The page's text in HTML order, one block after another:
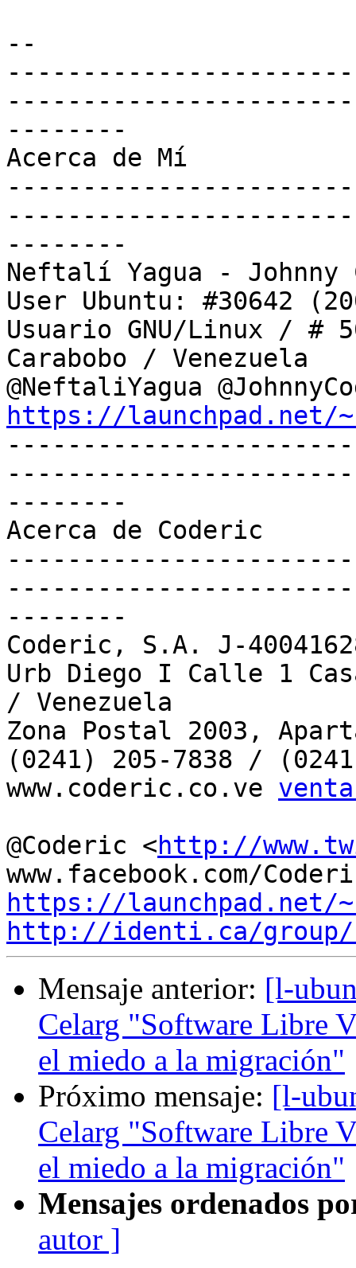
--
--------
Acerca de Mí
--------
Neftalí Yagua - Johnny
User Ubuntu: #30642
Usuario GNU/Linux / #
Carabobo / Venezuela
https://launchpad.net/
--------
Acerca de Coderic
--------
Coderic, S.A. J-
Urb Diego I Calle 1
/ Venezuela
Zona Postal 2003,
(0241) 205-7838 /
www.coderic.co.ve
@Coderic <http://
https://launchpad.net/
http://identi.ca/group/
Mensaje anterior: [l-
Celarg "Software Libre
el miedo a la migración"
Próximo mensaje: [l-
Celarg "Software Libre
el miedo a la migración"
Mensajes ordenados
autor ]